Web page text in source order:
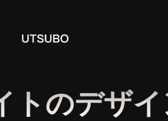
トのデザ